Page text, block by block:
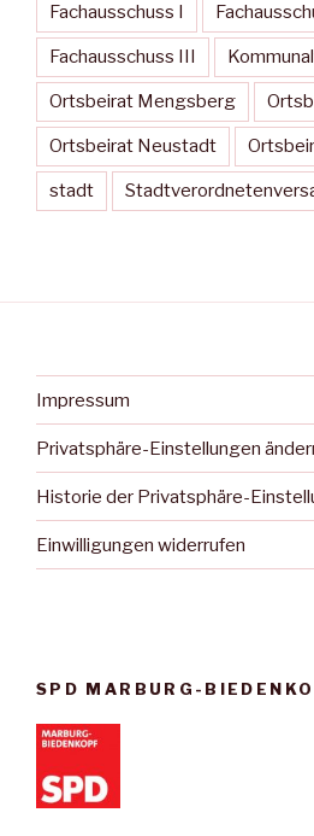
Fachausschuss I
Fachausschuss III
Ortsbeirat Mengsberg
Ortsbeirat Neustadt
stadt
Impressum
Privatsphäre-Einstellungen
Historie der Privatsphäre-
Einwilligungen widerrufen
SPD MARBURG-